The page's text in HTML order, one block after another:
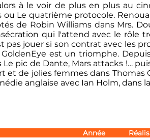
à le voir de plus en plus au
ou Le quatrième protocole.
de Robin Williams dans Mrs.
qui l'attend avec le rôle
jouer si son contrat avec les
est un triomphe.
pic de Dante, Mars attacks !…
et de jolies femmes dans
anglaise avec Ian Holm, dans
Année